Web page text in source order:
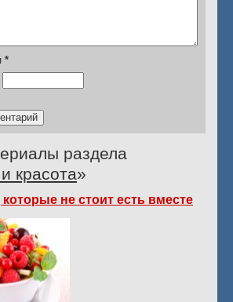
*
раздела
красота»
которые не стоит есть вместе